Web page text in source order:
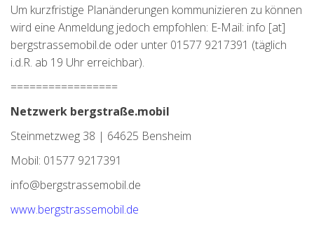
Um kurzfristige Planänderungen kommunizieren zu können
wird eine Anmeldung jedoch empfohlen: E-Mail: info [at]
bergstrassemobil.de oder unter 01577 9217391 (täglich
i.d.R. ab 19 Uhr erreichbar).
=================
Netzwerk bergstraße.mobil
Steinmetzweg 38 | 64625 Bensheim
Mobil: 01577 9217391
info@bergstrassemobil.de
www.bergstrassemobil.de